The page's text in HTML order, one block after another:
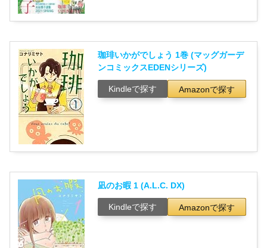
珈琲いかがでしょう 1巻 (マッグガーデ
ンコミックスEDENシリーズ)
Kindleで探す Amazonで探す
凪のお暇 1 (A.L.C. DX)
Kindleで探す Amazonで探す